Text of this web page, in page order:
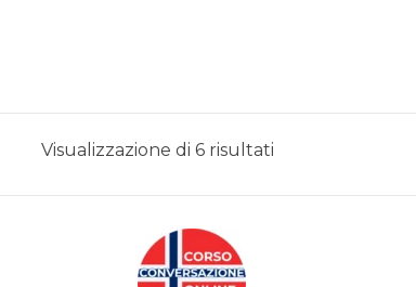
Visualizzazione di 6 risultatiPrezzo: